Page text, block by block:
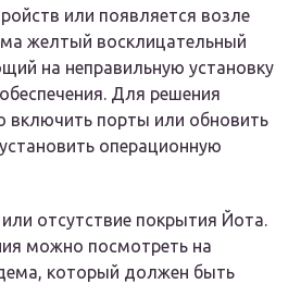
или появляется возле
желтый восклицательный
на неправильную установку
Для решения
включить порты или обновить
операционную
отсутствие покрытия Йота.
можно посмотреть на
который должен быть